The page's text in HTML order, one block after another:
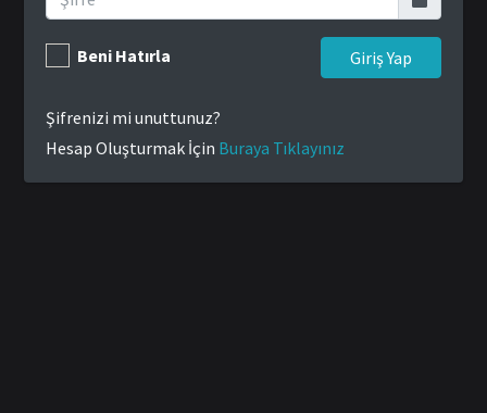
Beni Hatırla Giriş Yap
Şifrenizi mi unuttunuz?
Hesap Oluşturmak İçin Buraya Tıklayınız